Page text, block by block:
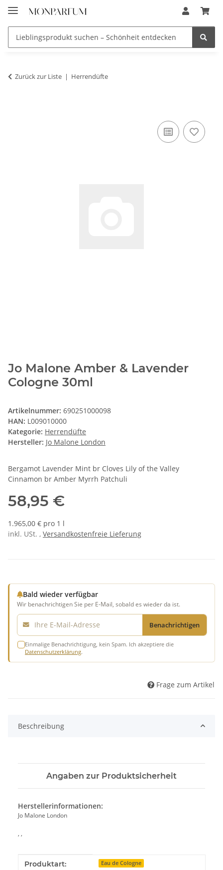
Zurück zur Liste Herrendüfte
Jo Malone Amber & Lavender
Cologne 30ml
Artikelnummer: 690251000098
HAN: L009010000
Kategorie: Herrendüfte
Hersteller: Jo Malone London
Bergamot Lavender Mint br Cloves Lily of the Valley
Cinnamon br Amber Myrrh Patchuli
58,95 €
1.965,00 € pro 1 l
inkl. USt. , Versandkostenfreie Lieferung
Bald wieder verfügbar
Wir benachrichtigen Sie per E-Mail, sobald es wieder da ist.
E-Mail
Benachrichtigen
Einmalige Benachrichtigung, kein Spam. Ich akzeptiere die
Datenschutzerklärung.
Frage zum Artikel
Beschreibung
Angaben zur Produktsicherheit
Herstellerinformationen:
Jo Malone London
, ,
Produkteigenschaft
Wert
Produktart: Eau de Cologne